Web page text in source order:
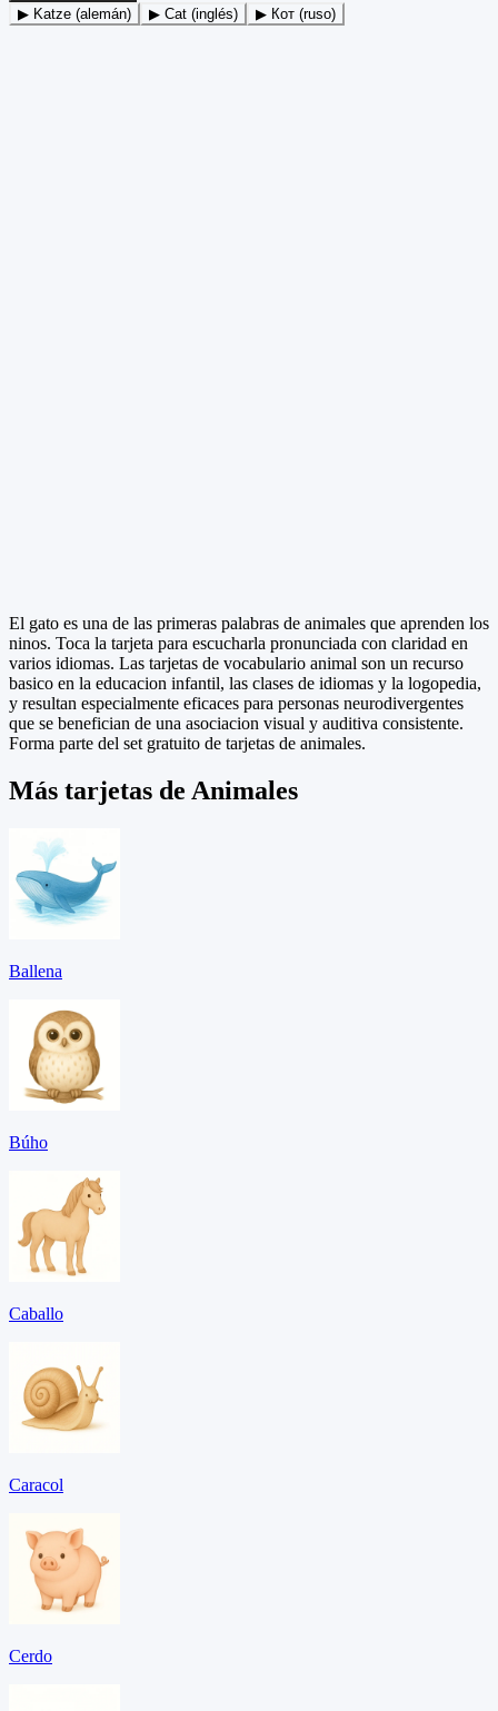
▶ Katze (alemán)
▶ Cat (inglés) ▶ Кот (ruso)
El gato es una de las primeras palabras de animales que aprenden los
ninos. Toca la tarjeta para escucharla pronunciada con claridad en
varios idiomas. Las tarjetas de vocabulario animal son un recurso
basico en la educacion infantil, las clases de idiomas y la logopedia,
y resultan especialmente eficaces para personas neurodivergentes
que se benefician de una asociacion visual y auditiva consistente.
Forma parte del set gratuito de tarjetas de animales.
Más tarjetas de Animales
Ballena
Búho
Caballo
Caracol
Cerdo